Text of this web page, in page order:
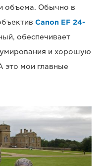
объема. Обычно в
Canon EF 24-
обеспечивает
и хорошую
это мои главные